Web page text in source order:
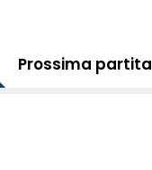
Prossima partita